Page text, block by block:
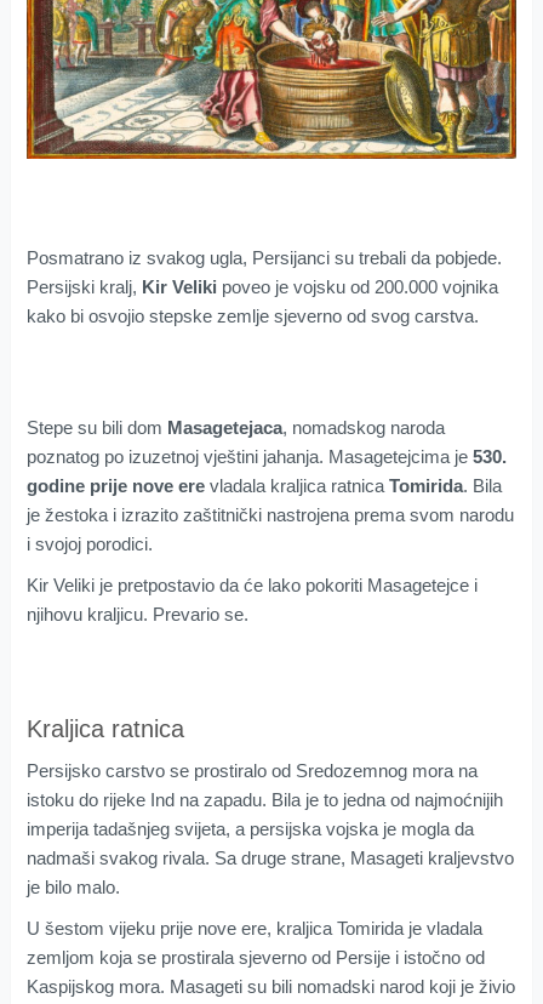
Posmatrano iz svakog ugla, Persijanci su trebali da pobjede.
Persijski kralj, Kir Veliki poveo je vojsku od 200.000 vojnika
kako bi osvojio stepske zemlje sjeverno od svog carstva.
Stepe su bili dom Masagetejaca, nomadskog naroda
poznatog po izuzetnoj vještini jahanja. Masagetejcima je 530.
godine prije nove erevladala kraljica ratnicaTomirida. Bila
je žestoka i izrazito zaštitnički nastrojena prema svom narodu
i svojoj porodici.
Kir Veliki je pretpostavio da će lako pokoriti Masagetejce i
njihovu kraljicu. Prevario se.
Kraljica ratnica
Persijsko carstvo se prostiralo od Sredozemnog mora na
istoku do rijeke Ind na zapadu. Bila je to jedna od najmoćnijih
imperija tadašnjeg svijeta, a persijska vojska je mogla da
nadmaši svakog rivala. Sa druge strane, Masageti kraljevstvo
je bilo malo.
U šestom vijeku prije nove ere, kraljica Tomirida je vladala
zemljom koja se prostirala sjeverno od Persije i istočno od
Kaspijskog mora. Masageti su bili nomadski narod koji je živio